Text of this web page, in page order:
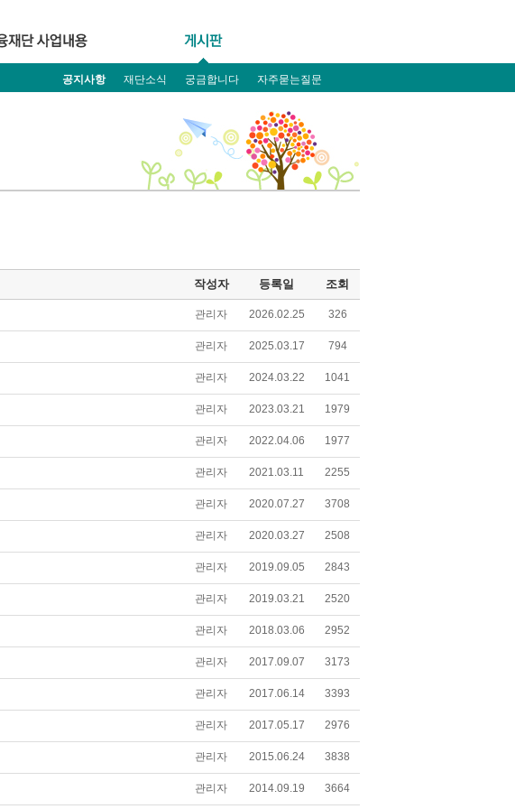
공지사항 재단소식 궁금합니다 자주묻는질문
작성자 등록일 조회
관리자 2026.02.25 326
관리자 2025.03.17 794
관리자 2024.03.22 1041
관리자 2023.03.21 1979
관리자 2022.04.06 1977
관리자 2021.03.11 2255
관리자 2020.07.27 3708
관리자 2020.03.27 2508
관리자 2019.09.05 2843
관리자 2019.03.21 2520
관리자 2018.03.06 2952
관리자 2017.09.07 3173
관리자 2017.06.14 3393
관리자 2017.05.17 2976
관리자 2015.06.24 3838
관리자 2014.09.19 3664